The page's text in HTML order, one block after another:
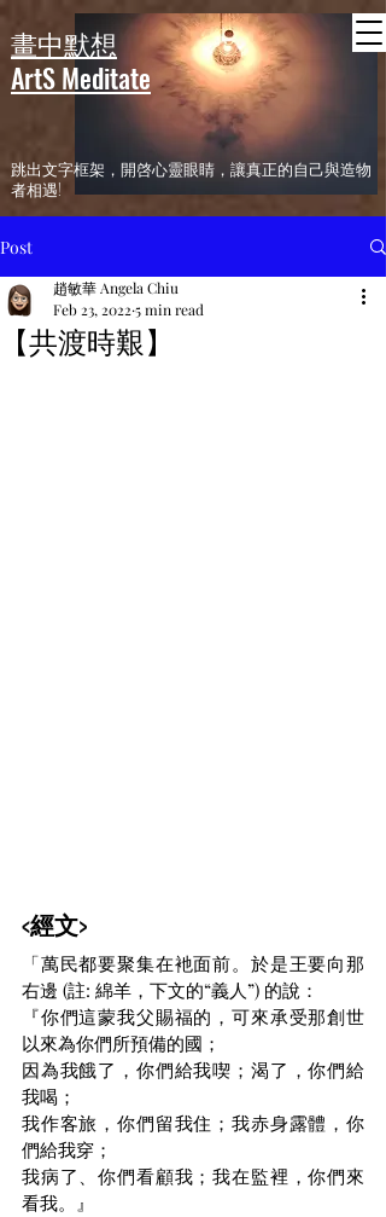
header
畫中默想
ArtS Meditate
​跳出文字框架，開啓心靈眼睛，讓真正的自己與造物
者相遇!
Post
【共渡時艱】
趙敏華 Angela Chiu
Feb 23, 2022 5 min read
<經文>
「萬民都要聚集在衪面前。於是王要向那
右邊 (註: 綿羊，下文的“義人”) 的說：
『你們這蒙我父賜福的，可來承受那創世
以來為你們所預備的國；
因為我餓了，你們給我喫；渴了，你們給
我喝；
我作客旅，你們留我住；我赤身露體，你
們給我穿；
我病了、你們看顧我；我在監裡，你們來
看我。』